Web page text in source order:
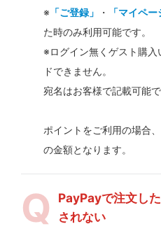
※ 「ご登録」 ・ 「マイペー
た時のみ利用可能です。
※ログイン無くゲスト購
ドできません。
宛名はお客様で記載可能で
ポイントをご利用の場合
の金額となります。
PayPayで注文し
されない